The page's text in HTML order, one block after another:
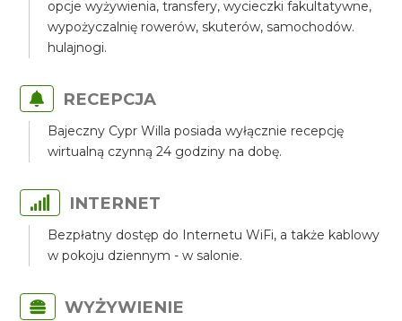
opcje wyżywienia, transfery, wycieczki fakultatywne,
wypożyczalnię rowerów, skuterów, samochodów.
hulajnogi.
RECEPCJA
Bajeczny Cypr Willa posiada wyłącznie recepcję
wirtualną czynną 24 godziny na dobę.
INTERNET
Bezpłatny dostęp do Internetu WiFi, a także kablowy
w pokoju dziennym - w salonie.
WYŻYWIENIE